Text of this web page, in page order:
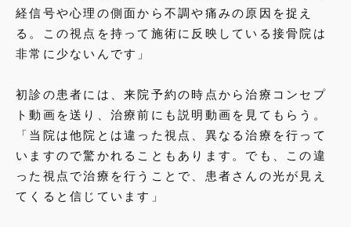
経信号や心理の側面から不調や痛みの原因を捉え
る。この視点を持って施術に反映している接骨院は
非常に少ないんです」
初診の患者には、来院予約の時点から治療コンセプ
ト動画を送り、治療前にも説明動画を見てもらう。
「当院は他院とは違った視点、異なる治療を行って
いますので驚かれることもあります。でも、この違
った視点で治療を行うことで、患者さんの光が見え
てくると信じています」